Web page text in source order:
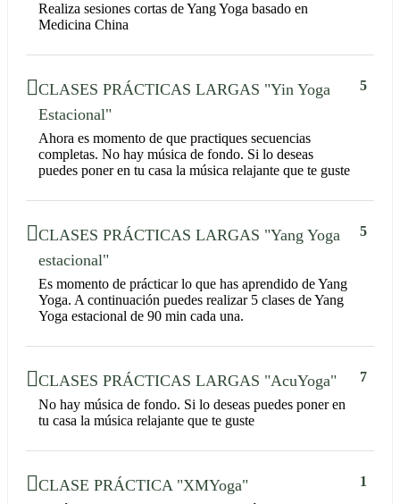
Realiza sesiones cortas de Yang Yoga basado en
Medicina China
CLASES PRÁCTICAS LARGAS "Yin Yoga
Estacional"
Ahora es momento de que practiques secuencias
completas. No hay música de fondo. Si lo deseas
puedes poner en tu casa la música relajante que te guste
5
CLASES PRÁCTICAS LARGAS "Yang Yoga
estacional"
Es momento de prácticar lo que has aprendido de Yang
Yoga. A continuación puedes realizar 5 clases de Yang
Yoga estacional de 90 min cada una.
5
CLASES PRÁCTICAS LARGAS "AcuYoga"
No hay música de fondo. Si lo deseas puedes poner en
tu casa la música relajante que te guste
7
CLASE PRÁCTICA "XMYoga" 1